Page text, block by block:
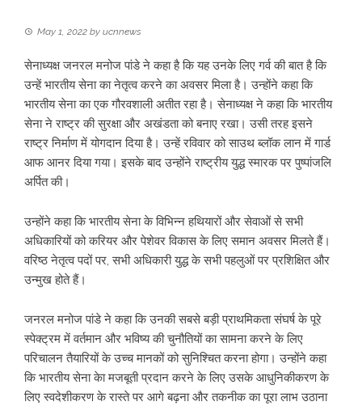
May 1, 2022 by ucnnews
सेनाध्‍यक्ष जनरल मनोज पांडे ने कहा है कि यह उनके लिए गर्व की बात है कि
उन्‍हें भारतीय सेना का नेतृत्‍व करने का अवसर मिला है। उन्‍होंने कहा कि
भारतीय सेना का एक गौरवशाली अतीत रहा है। सेनाध्‍यक्ष ने कहा कि भारतीय
सेना ने राष्ट्र की सुरक्षा और अखंडता को बनाए रखा। उसी तरह इसने
राष्ट्र निर्माण में योगदान दिया है। उन्‍हें रविवार को साउथ ब्लॉक लान में गार्ड
आफ आनर दिया गया। इसके बाद उन्‍होंने राष्ट्रीय युद्ध स्मारक पर पुष्पांजलि
अर्पित की।
उन्‍होंने कहा कि भारतीय सेना के विभिन्न हथियारों और सेवाओं से सभी
अधिकारियों को करियर और पेशेवर विकास के लिए समान अवसर मिलते हैं।
वरिष्ठ नेतृत्व पदों पर, सभी अधिकारी युद्ध के सभी पहलुओं पर प्रशिक्षित और
उन्मुख होते हैं।
जनरल मनोज पांडे ने कहा कि उनकी सबसे बड़ी प्राथमिकता संघर्ष के पूरे
स्पेक्ट्रम में वर्तमान और भविष्य की चुनौतियों का सामना करने के लिए
परिचालन तैयारियों के उच्च मानकों को सुनिश्चित करना होगा। उन्‍होंने कहा
कि भारतीय सेना केा मजबूती प्रदान करने के लिए उसके आधुनिकीकरण के
लिए स्वदेशीकरण के रास्‍ते पर आगे बढ़ना और तकनीक का पूरा लाभ उठाना